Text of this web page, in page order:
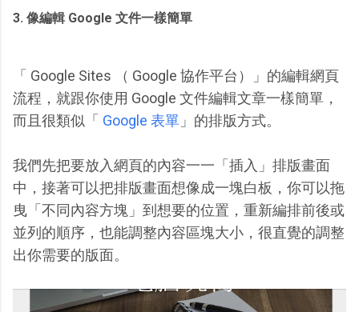
3. 像編輯 Google 文件一樣簡單
「 Google Sites （ Google 協作平台）」的編輯網頁
流程，就跟你使用 Google 文件編輯文章一樣簡單，
而且很類似「 Google 表單 」的排版方式。
我們先把要放入網頁的內容一一「插入」排版畫面
中，接著可以把排版畫面想像成一塊白板，你可以拖
曳「不同內容方塊」到想要的位置，重新編排前後或
並列的順序，也能調整內容區塊大小，很直覺的調整
出你需要的版面。